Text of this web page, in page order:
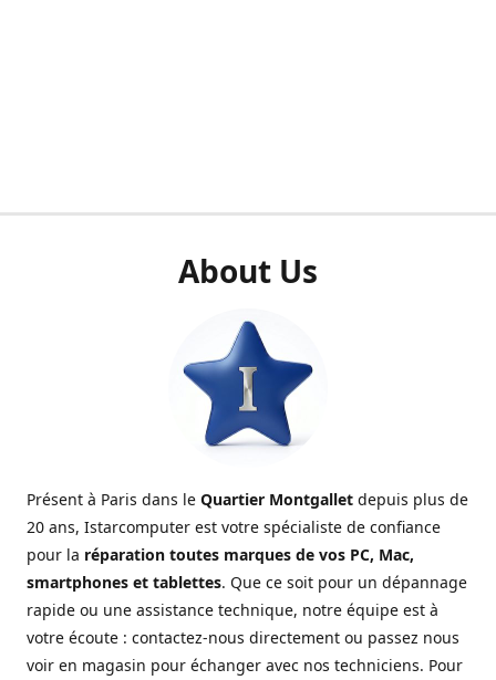
About Us
Présent à Paris dans le Quartier Montgallet depuis plus de
20 ans, Istarcomputer est votre spécialiste de confiance
pour la réparation toutes marques de vos PC, Mac,
smartphones et tablettes. Que ce soit pour un dépannage
rapide ou une assistance technique, notre équipe est à
votre écoute : contactez-nous directement ou passez nous
voir en magasin pour échanger avec nos techniciens. Pour